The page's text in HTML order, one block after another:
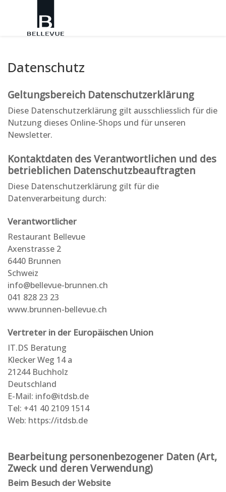
Datenschutz
Geltungsbereich Datenschutzerklärung
Diese Datenschutzerklärung gilt ausschliesslich für die
Nutzung dieses Online-Shops und für unseren
Newsletter.
Kontaktdaten des Verantwortlichen und des
betrieblichen Datenschutzbeauftragten
Diese Datenschutzerklärung gilt für die
Datenverarbeitung durch:
Verantwortlicher
Restaurant Bellevue
Axenstrasse 2
6440 Brunnen
Schweiz
info@bellevue-brunnen.ch
041 828 23 23
www.brunnen-bellevue.ch
Vertreter in der Europäischen Union
IT.DS Beratung
Klecker Weg 14 a
21244 Buchholz
Deutschland
E-Mail: info@itdsb.de
Tel: +41 40 2109 1514
Web: https://itdsb.de
Bearbeitung personenbezogener Daten (Art,
Zweck und deren Verwendung)
Beim Besuch der Website